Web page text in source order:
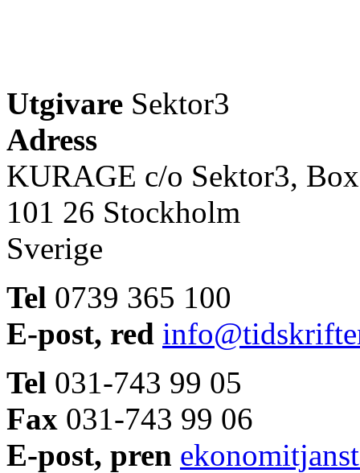
Utgivare Sektor3
Adress
KURAGE c/o Sektor3,
101 26 Stockholm
Sverige
Tel 0739 365 100
E-post, red
Tel 031-743 99 05
Fax 031-743 99 06
E-post, pren